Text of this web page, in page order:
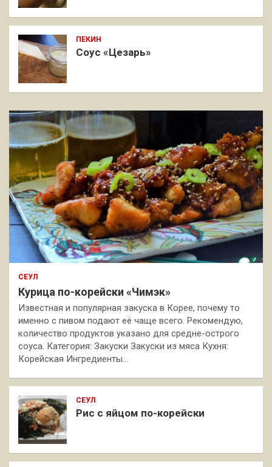
ПЕКИН
Соус «Цезарь»
СЕУЛ
Курица по-корейски «Чимэк»
Известная и популярная закуска в Корее, почему то
именно с пивом подают её чаще всего. Рекомендую,
количество продуктов указано для средне-острого
соуса. Категория: Закуски Закуски из мяса Кухня:
Корейская Ингредиенты…
СЕУЛ
Рис с яйцом по-корейски